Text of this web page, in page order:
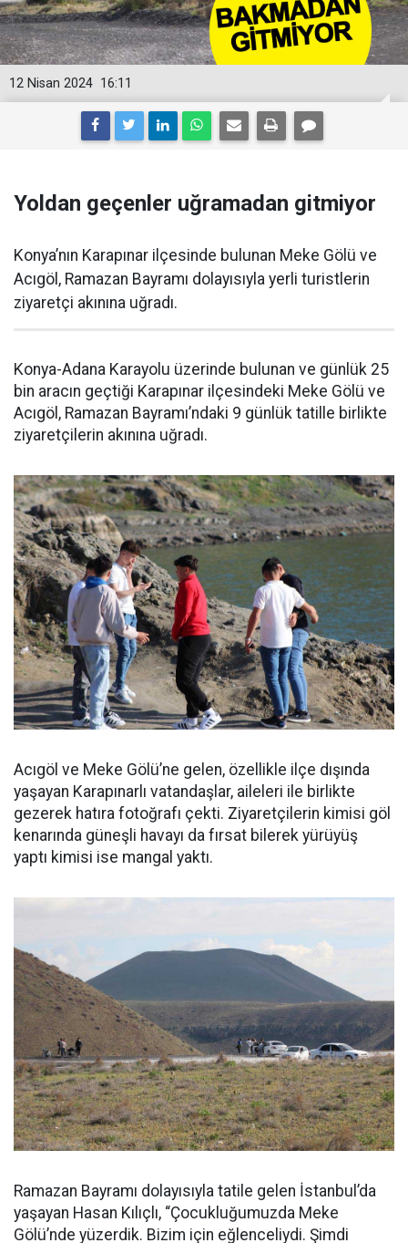
16:11
12 Nisan 2024
Yoldan geçenler uğramadan gitmiyor
Konya’nın Karapınar ilçesinde bulunan Meke Gölü ve
Acıgöl, Ramazan Bayramı dolayısıyla yerli turistlerin
ziyaretçi akınına uğradı.
Konya-Adana Karayolu üzerinde bulunan ve günlük 25
bin aracın geçtiği Karapınar ilçesindeki Meke Gölü ve
Acıgöl, Ramazan Bayramı’ndaki 9 günlük tatille birlikte
ziyaretçilerin akınına uğradı.
Acıgöl ve Meke Gölü’ne gelen, özellikle ilçe dışında
yaşayan Karapınarlı vatandaşlar, aileleri ile birlikte
gezerek hatıra fotoğrafı çekti. Ziyaretçilerin kimisi göl
kenarında güneşli havayı da fırsat bilerek yürüyüş
yaptı kimisi ise mangal yaktı.
Ramazan Bayramı dolayısıyla tatile gelen İstanbul’da
yaşayan Hasan Kılıçlı, “Çocukluğumuzda Meke
Gölü’nde yüzerdik. Bizim için eğlenceliydi. Şimdi